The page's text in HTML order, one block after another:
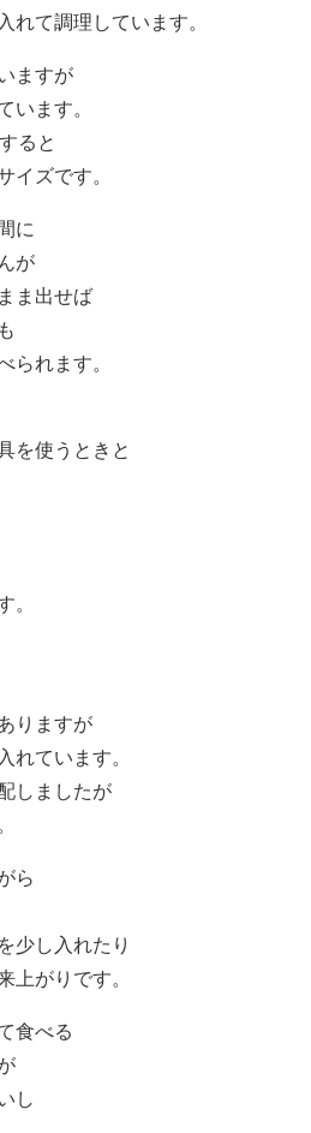
れて調理しています。
ますが
います。
ると
イズです。
に
が
ま出せば
られます。
を使うときと
。
りますが
れています。
しましたが
ら
少し入れたり
上がりです。
食べる
し